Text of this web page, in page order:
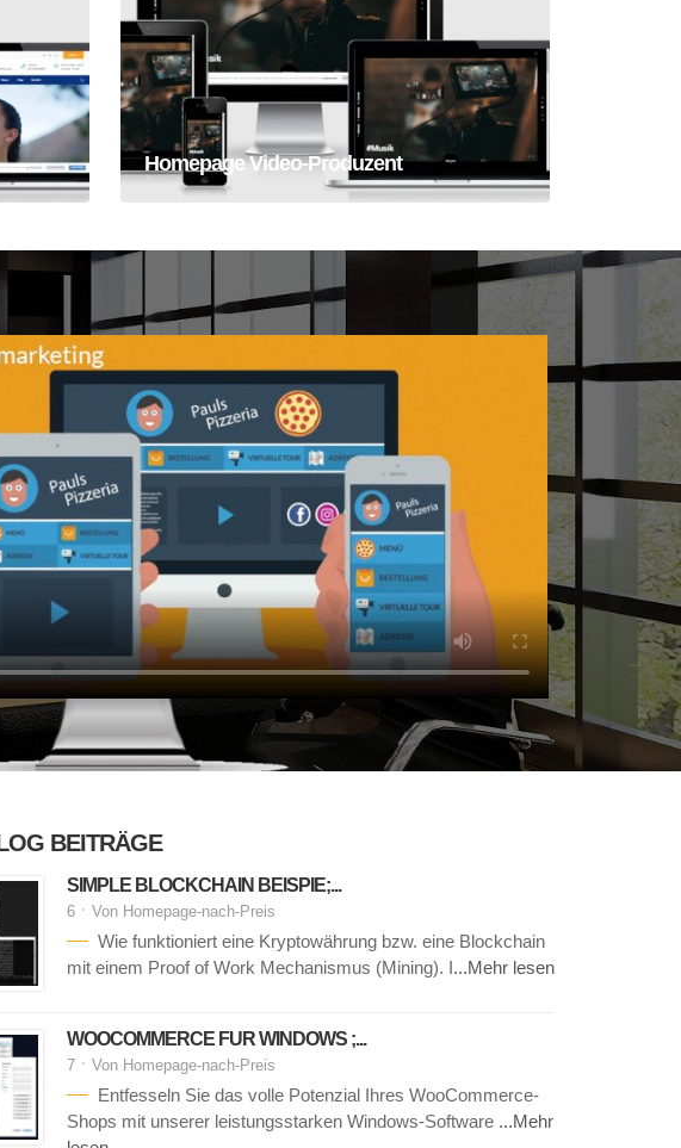
Homepage Video-Produzent
Homepage Video-Produzent
BEITRÄGE
SIMPLE BLOCKCHAIN BEISPIE;...
6 Von Homepage-nach-Preis
Wie funktioniert eine Kryptowährung bzw. eine Blockchain
mit einem Proof of Work Mechanismus (Mining). I...Mehr lesen
WOOCOMMERCE FÜR WINDOWS ;...
7 Von Homepage-nach-Preis
Entfesseln Sie das volle Potenzial Ihres WooCommerce-
Shops mit unserer leistungsstarken Windows-Software ...Mehr